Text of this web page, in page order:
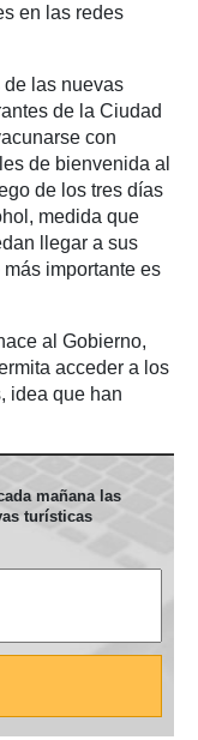
en las redes
las nuevas
de la Ciudad
con
de bienvenida al
de los tres días
medida que
llegar a sus
importante es
al Gobierno,
acceder a los
idea que han
mañana las
turísticas